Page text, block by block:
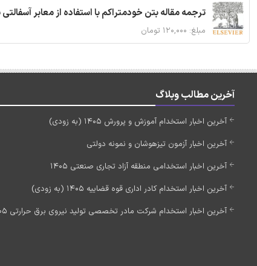
ترجمه مقاله بتن خودمتراکم با استفاده از معابر
مبلغ: ۱۲۰,۰۰۰ تومان
آخرین مطالب وبلاگ
آخرین اخبار استخدام آموزش و پرورش 1405 (به زودی)
آخرین اخبار آزمون تیزهوشان و نمونه دولتی
آخرین اخبار استخدامی منطقه آزاد تجاری صنعتی 1405
آخرین اخبار استخدام کادر اداری قوه قضاییه 1405 (به زودی)
آخرین اخبار استخدام شرکت مادر تخصصی تولید نیروی برق حرارتی 1405 (استخدام جدید)